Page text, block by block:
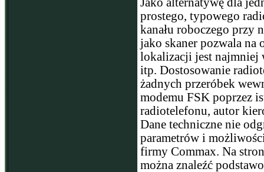
prostego, typowego
kanału roboczego przy
jako skaner pozwala na
lokalizacji jest najmniej
itp. Dostosowanie
żadnych przeróbek
modemu FSK poprzez
radiotelefonu, autor
Dane techniczne nie
parametrów i
firmy Commax. Na
można znaleźć